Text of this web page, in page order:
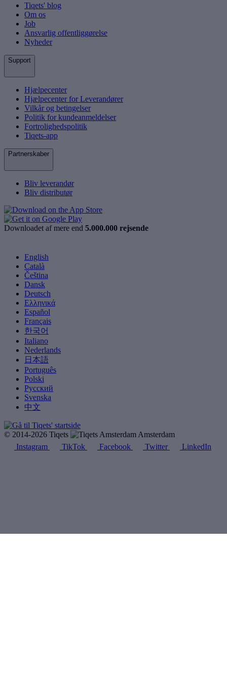
Tiqets' blog
Om os
Job
Ansvarlig offentliggørelse
Nyheder
Support
Hjælpecenter
Hjælpecenter for Leverandører
Vilkår og betingelser
Politik for kundeanmeldelser
Fortrolighedspolitik
Tiqets-app
Partnerskaber
Bliv leverandør
Bliv distributør
Downloadet af mere end 5.000.000 rejsende
English
Català
Čeština
Dansk
Deutsch
Ελληνικά
Español
Français
한국어
Italiano
Nederlands
日本語
Português
Polski
Русский
Svenska
中文
© 2014-2026 Tiqets
Amsterdam
Instagram
TikTok Facebook Twitter LinkedIn